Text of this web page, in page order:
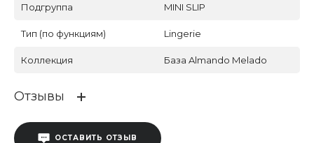
Подгруппа MINI SLIP
Тип (по функциям) Lingerie
Коллекция База Almando Melado
Отзывы
ОСТАВИТЬ ОТЗЫВ